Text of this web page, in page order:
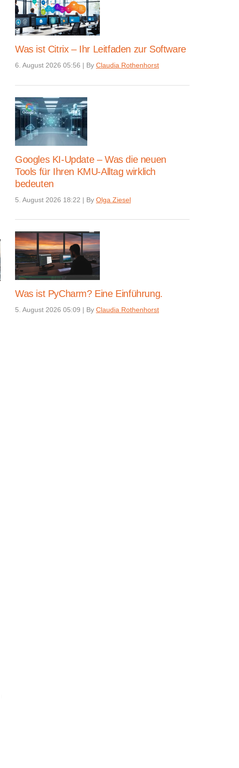
Was ist Citrix – Ihr Leitfaden zur Software
6. August 2026 05:56 | By Claudia Rothenhorst
Googles KI-Update – Was die neuen
Tools für Ihren KMU-Alltag wirklich
bedeuten
5. August 2026 18:22 | By Olga Ziesel
Was ist PyCharm? Eine Einführung.
5. August 2026 05:09 | By Claudia Rothenhorst